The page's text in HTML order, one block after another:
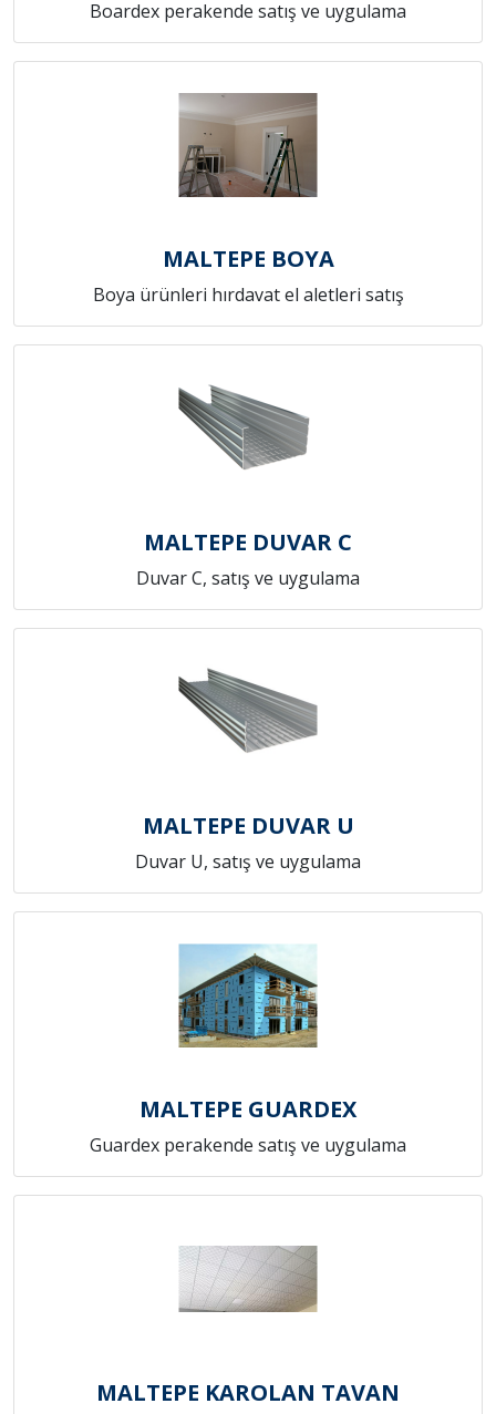
Boardex perakende satış ve uygulama
MALTEPE BOYA
Boya ürünleri hırdavat el aletleri satış
MALTEPE DUVAR C
Duvar C, satış ve uygulama
MALTEPE DUVAR U
Duvar U, satış ve uygulama
MALTEPE GUARDEX
Guardex perakende satış ve uygulama
MALTEPE KAROLAN TAVAN